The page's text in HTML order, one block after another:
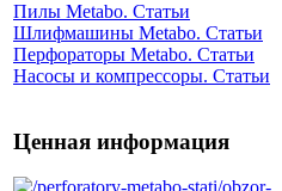
Пилы Metabo. Статьи
Шлифмашины Metabo. Статьи
Перфораторы Metabo. Статьи
Насосы и компрессоры. Статьи
Ценная информация